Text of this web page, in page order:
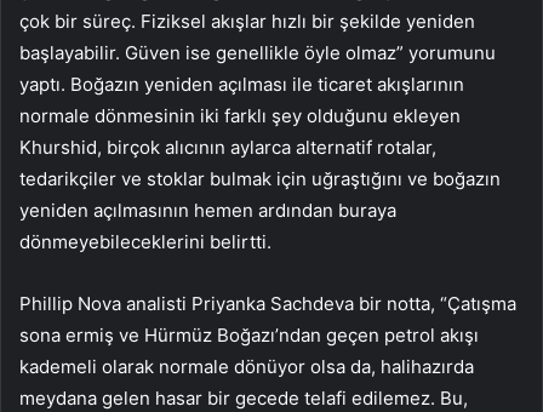
çok bir süreç. Fiziksel akışlar hızlı bir şekilde yeniden
başlayabilir. Güven ise genellikle öyle olmaz” yorumunu
yaptı. Boğazın yeniden açılması ile ticaret akışlarının
normale dönmesinin iki farklı şey olduğunu ekleyen
Khurshid, birçok alıcının aylarca alternatif rotalar,
tedarikçiler ve stoklar bulmak için uğraştığını ve boğazın
yeniden açılmasının hemen ardından buraya
dönmeyebileceklerini belirtti.
Phillip Nova analisti Priyanka Sachdeva bir notta, “Çatışma
sona ermiş ve Hürmüz Boğazı’ndan geçen petrol akışı
kademeli olarak normale dönüyor olsa da, halihazırda
meydana gelen hasar bir gecede telafi edilemez. Bu,